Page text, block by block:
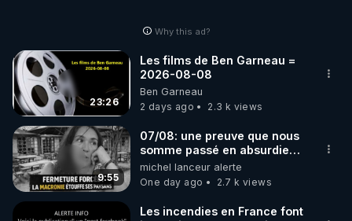
Why this ad?
23:26
Les films de Ben Garneau =
2026-08-08
Ben Garneau
2 days ago
2.3 k views
9:55
07/08: une preuve que nous
somme passé en absurdie
une dictature qui veut faire
taire ses opposant !
michel lanceur alerte
One day ago
2.7 k views
Les incendies en France font